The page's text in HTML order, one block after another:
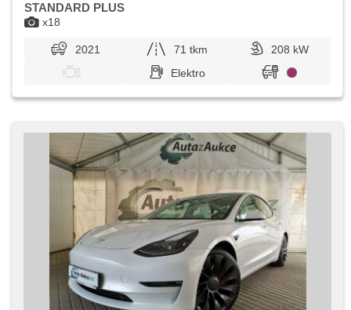
x18
STANDARD PLUS
2021 71 tkm
208 kW
Elektro